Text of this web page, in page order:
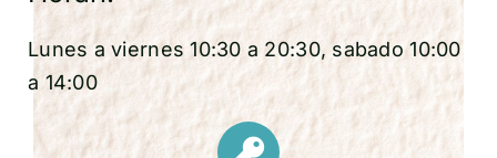
Lunes a viernes 10:30 a 20:30, sabado 10:00
a 14:00